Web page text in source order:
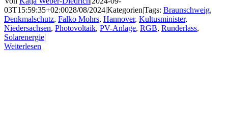
03T15:59:35+02:0028/08/2024|Kategorien|Tags: Braunschweig,
Denkmalschutz, Falko Mohrs, Hannover, Kultusminister,
Niedersachsen, Photovoltaik, PV-Anlage, RGB, Runderlass,
Solarenergie|
Weiterlesen